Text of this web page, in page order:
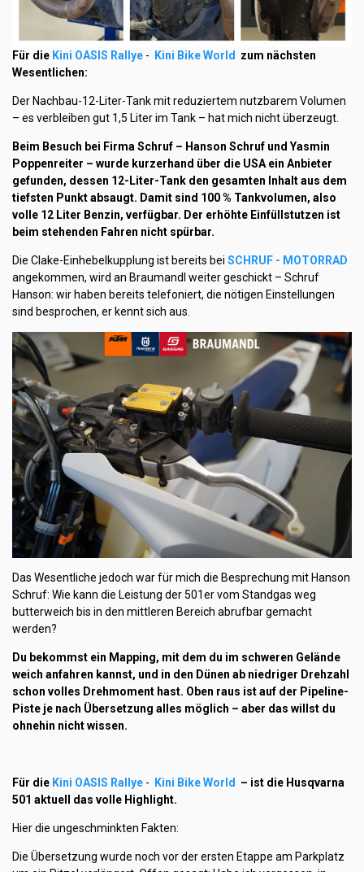
Für die Kini OASIS Rallye - Kini Bike World zum nächsten
Wesentlichen:
Der Nachbau-12-Liter-Tank mit reduziertem nutzbarem Volumen
– es verbleiben gut 1,5 Liter im Tank – hat mich nicht überzeugt.
Beim Besuch bei Firma Schruf – Hanson Schruf und Yasmin
Poppenreiter – wurde kurzerhand über die USA ein Anbieter
gefunden, dessen 12-Liter-Tank den gesamten Inhalt aus dem
tiefsten Punkt absaugt. Damit sind 100 % Tankvolumen, also
volle 12 Liter Benzin, verfügbar. Der erhöhte Einfüllstutzen ist
beim stehenden Fahren nicht spürbar.
Die Clake-Einhebelkupplung ist bereits bei SCHRUF - MOTORRAD
angekommen, wird an Braumandl weiter geschickt – Schruf
Hanson: wir haben bereits telefoniert, die nötigen Einstellungen
sind besprochen, er kennt sich aus.
Das Wesentliche jedoch war für mich die Besprechung mit Hanson
Schruf: Wie kann die Leistung der 501er vom Standgas weg
butterweich bis in den mittleren Bereich abrufbar gemacht
werden?
Du bekommst ein Mapping, mit dem du im schweren Gelände
weich anfahren kannst, und in den Dünen ab niedriger Drehzahl
schon volles Drehmoment hast. Oben raus ist auf der Pipeline-
Piste je nach Übersetzung alles möglich – aber das willst du
ohnehin nicht wissen.
Für die Kini OASIS Rallye - Kini Bike World – ist die Husqvarna
501 aktuell das volle Highlight.
Hier die ungeschminkten Fakten:
Die Übersetzung wurde noch vor der ersten Etappe am Parkplatz